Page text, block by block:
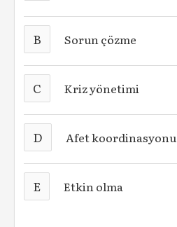
B Sorun çözme
C Kriz yönetimi
D Afet koordinasyonu
E Etkin olma